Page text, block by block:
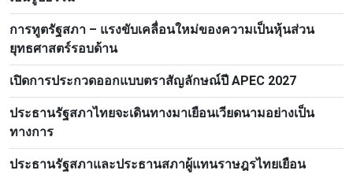
การทูตรัฐสภา – แรงขับเคลื่อนใหม่ของความเป็นหุ้นส่วน
ยุทธศาสตร์รอบด้าน
เปิดการประกวดออกแบบตราสัญลักษณ์ปี APEC 2027
ประธานรัฐสภาไทยจะเดินทางมาเยือนเวียดนามอย่างเป็น
ทางการ
ประธานรัฐสภาและประธานสภาผู้แทนราษฎรไทยเยือน